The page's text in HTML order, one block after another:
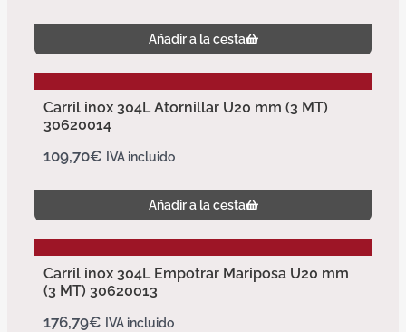
Añadir a la cesta
Carril inox 304L Atornillar U20 mm (3 MT)
30620014
109,70€ IVA incluido
Añadir a la cesta
Carril inox 304L Empotrar Mariposa U20 mm
(3 MT) 30620013
176,79€ IVA incluido